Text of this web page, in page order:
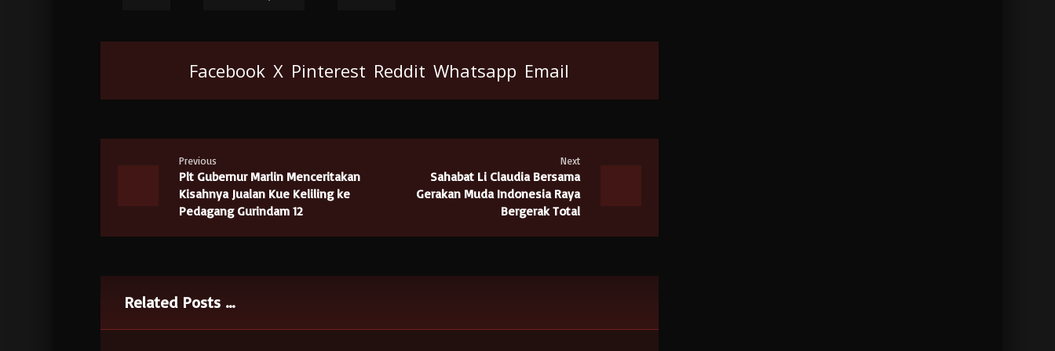
Facebook X Pinterest Reddit Whatsapp Email
Previous
Plt Gubernur Marlin Menceritakan
Kisahnya Jualan Kue Keliling ke
Pedagang Gurindam 12
Next
Sahabat Li Claudia Bersama
Gerakan Muda Indonesia Raya
Bergerak Total
Related Posts ...